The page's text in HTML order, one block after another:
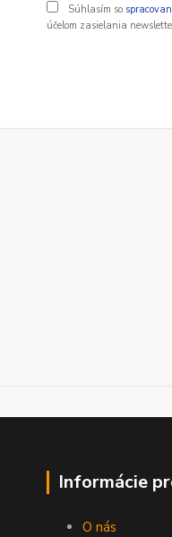
Súhlasím so
účelom zasielania
Informácie
O nás